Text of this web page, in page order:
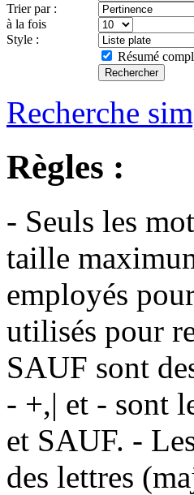
Trier par :
à la fois
Style :
Résumé
Recherche
Règles :
- Seuls les
taille
employés
utilisés pour
SAUF sont
- +,| et - sont
et SAUF. -
des lettres